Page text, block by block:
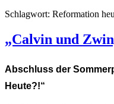
Schlagwort: Reformation
„Calvin und
Abschluss der
Heute?!“